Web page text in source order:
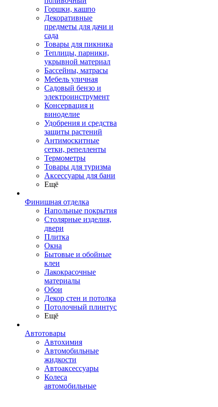
Горшки, кашпо
Декоративные
предметы для дачи и
сада
Товары для пикника
Теплицы, парники,
укрывной материал
Бассейны, матрасы
Мебель уличная
Садовый бензо и
электроинструмент
Консервация и
виноделие
Удобрения и средства
защиты растений
Антимоскитные
сетки, репелленты
Термометры
Товары для туризма
Аксессуары для бани
Ещё
Финишная отделка
Напольные покрытия
Столярные изделия,
двери
Плитка
Окна
Бытовые и обойные
клеи
Лакокрасочные
материалы
Обои
Декор стен и потолка
Потолочный плинтус
Ещё
Автотовары
Автохимия
Автомобильные
жидкости
Автоаксессуары
Колеса
автомобильные